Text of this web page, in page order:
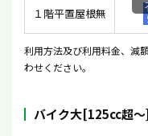
１階平置屋根無
利用方法及び利用料金、減
わせください。
バイク大[125cc超〜]